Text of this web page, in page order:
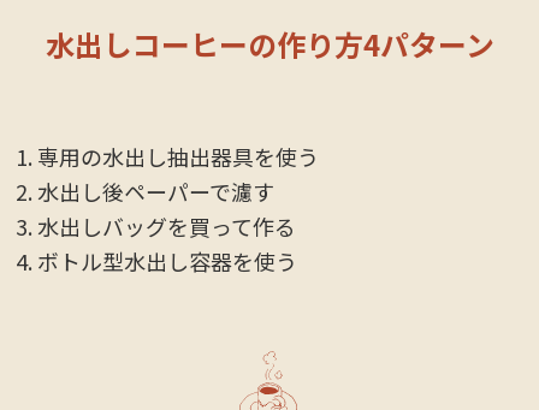
水出しコーヒーの作り方4パターン
専用の水出し抽出器具を使う
水出し後ペーパーで濾す
水出しバッグを買って作る
ボトル型水出し容器を使う